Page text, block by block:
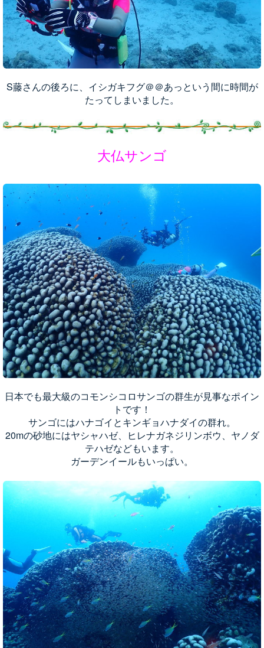
S藤さんの後ろに、イシガキフグ＠＠あっという間に時間が
たってしまいました。
大仏サンゴ
日本でも最大級のコモンシコロサンゴの群生が見事なポイン
トです！
サンゴにはハナゴイとキンギョハナダイの群れ。
20mの砂地にはヤシャハゼ、ヒレナガネジリンボウ、ヤノダ
テハゼなどもいます。
ガーデンイールもいっぱい。